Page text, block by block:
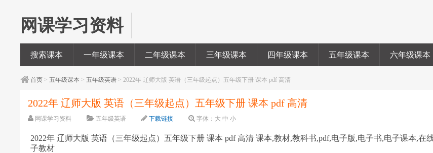
网课学习资料
搜索课本 一年级课本 二年级课本 三年级课本 四年级课本 五年级课本 六年级课本
首页 >五年级课本 >五年级英语 > 2022年 辽师大版 英语（三年级起点）五年级下册 课本 pdf 高清
2022年 辽师大版 英语（三年级起点）五年级下册 课本 pdf 高清
网课学习资料 五年级英语 下载链接 字体： 大 中 小
2022年 辽师大版 英语（三年级起点）五年级下册 课本 pdf 高清 课本,教材,教科书,pdf,电子版,电子书,电子课本,在
子教材